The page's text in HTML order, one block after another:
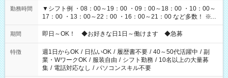
勤務時間
▼シフト例 ・08：00～19：00 ・09：00～18：00 ・10：00～
17：00 ・13：00～22：00 ・16：00～21：00 など多数！ ※お
仕事により勤務時間が異なります
期間 即日～OK！ ◆お好きな日1日～働けます ◆急募
特徴 週1日からOK / 日払いOK / 履歴書不要 / 40～50代活躍中 / 副
業・WワークOK / 服装自由 / シフト勤務 / 10名以上の大量募
集 / 電話対応なし / パソコンスキル不要